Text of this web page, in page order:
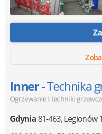
Inner- Technika
Ogrzewanie i techniki
Gdynia81-463,Legionów